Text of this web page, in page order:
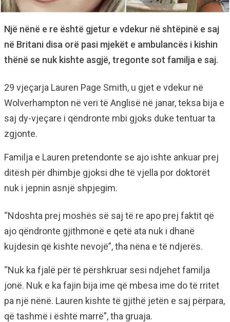
Një nënë e re është gjetur e vdekur në shtëpinë e saj
në Britani disa orë pasi mjekët e ambulancës i kishin
thënë se nuk kishte asgjë, tregonte sot familja e saj.
29 vjeçarja Lauren Page Smith, u gjet e vdekur në
Wolverhampton në veri të Anglisë në janar, teksa bija e
saj dy-vjeçare i qëndronte mbi gjoks duke tentuar ta
zgjonte.
Familja e Lauren pretendonte se ajo ishte ankuar prej
ditësh për dhimbje gjoksi dhe të vjella por doktorët
nuk i jepnin asnjë shpjegim.
“Ndoshta prej moshës së saj të re apo prej faktit që
ajo qëndronte gjithmonë e qetë ata nuk i dhanë
kujdesin që kishte nevojë”, tha nëna e të ndjerës.
“Nuk ka fjalë për të përshkruar sesi ndjehet familja
jonë. Nuk e ka fajin bija ime që mbesa ime do të rritet
pa një nënë. Lauren kishte të gjithë jetën e saj përpara,
që tashmë i është marrë”, tha gruaja.